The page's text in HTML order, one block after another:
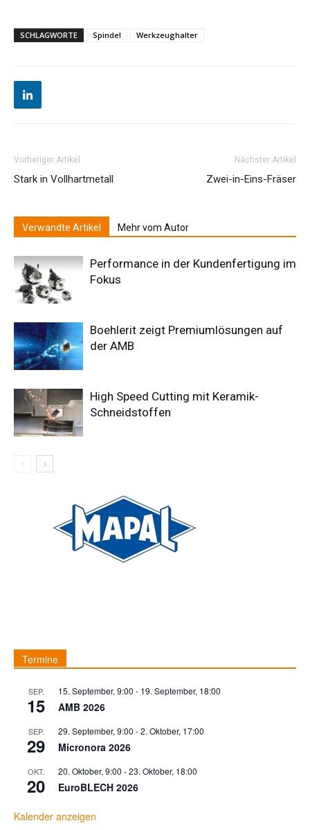
SCHLAGWORTE Spindel Werkzeughalter
Vorheriger Artikel
Stark in Vollhartmetall
Nächster Artikel
Zwei-in-Eins-Fräser
Verwandte Artikel Mehr vom Autor
Performance in der Kundenfertigung im
Fokus
Boehlerit zeigt Premiumlösungen auf
der AMB
High Speed Cutting mit Keramik-
Schneidstoffen
Termine
SEP.
15
15. September, 9:00 - 19. September, 18:00
AMB 2026
SEP.
29
29. September, 9:00 -2. Oktober, 17:00
Micronora 2026
OKT.
20
20. Oktober, 9:00 -23. Oktober, 18:00
EuroBLECH 2026
Kalender anzeigen